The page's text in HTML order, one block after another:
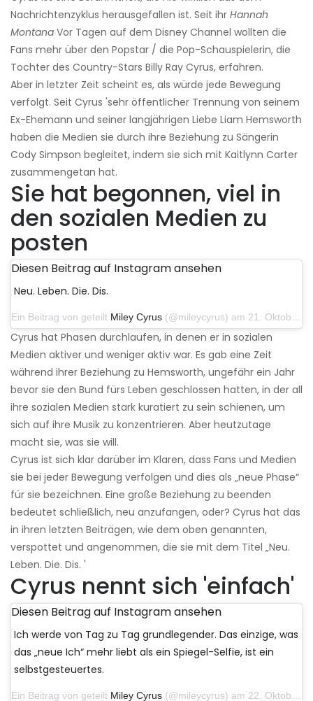
Nachrichtenzyklus herausgefallen ist. Seit ihr Hannah
Montana Vor Tagen auf dem Disney Channel wollten die
Fans mehr über den Popstar / die Pop-Schauspielerin, die
Tochter des Country-Stars Billy Ray Cyrus, erfahren.
Aber in letzter Zeit scheint es, als würde jede Bewegung
verfolgt. Seit Cyrus 'sehr öffentlicher Trennung von seinem
Ex-Ehemann und seiner langjährigen Liebe Liam Hemsworth
haben die Medien sie durch ihre Beziehung zu Sängerin
Cody Simpson begleitet, indem sie sich mit Kaitlynn Carter
zusammengetan hat.
Sie hat begonnen, viel in
den sozialen Medien zu
posten
Diesen Beitrag auf Instagram ansehen
Neu. Leben. Die. Dis.
Ein Beitrag von geteilt Miley Cyrus (@mileycyrus) am 21. Oktober 2019 um 12:31 Uhr PDT
Cyrus hat Phasen durchlaufen, in denen er in sozialen
Medien aktiver und weniger aktiv war. Es gab eine Zeit
während ihrer Beziehung zu Hemsworth, ungefähr ein Jahr
bevor sie den Bund fürs Leben geschlossen hatten, in der all
ihre sozialen Medien stark kuratiert zu sein schienen, um
sich auf ihre Musik zu konzentrieren. Aber heutzutage
macht sie, was sie will.
Cyrus ist sich klar darüber im Klaren, dass Fans und Medien
sie bei jeder Bewegung verfolgen und dies als „neue Phase“
für sie bezeichnen. Eine große Beziehung zu beenden
bedeutet schließlich, neu anzufangen, oder? Cyrus hat das
in ihren letzten Beiträgen, wie dem oben genannten,
verspottet und angenommen, die sie mit dem Titel „Neu.
Leben. Die. Dis. '
Cyrus nennt sich 'einfach'
Diesen Beitrag auf Instagram ansehen
Ich werde von Tag zu Tag grundlegender. Das einzige, was
das „neue Ich“ mehr liebt als ein Spiegel-Selfie, ist ein
selbstgesteuertes.
Ein Beitrag von geteilt Miley Cyrus (@mileycyrus) am 22. Oktober 2019 um 11:39 Uhr PDT